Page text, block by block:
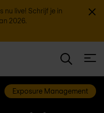
nu live! Schrijf je in
2026.
Exposure Management